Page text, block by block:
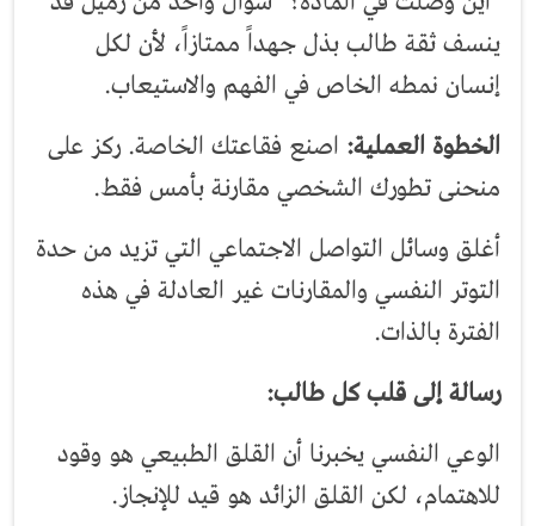
ينسف ثقة طالب بذل جهداً ممتازاً، لأن لكل
إنسان نمطه الخاص في الفهم والاستيعاب.
الخطوة العملية: اصنع فقاعتك الخاصة. ركز على
منحنى تطورك الشخصي مقارنة بأمس فقط.
أغلق وسائل التواصل الاجتماعي التي تزيد من حدة
التوتر النفسي والمقارنات غير العادلة في هذه
الفترة بالذات.
رسالة إلى قلب كل طالب:
الوعي النفسي يخبرنا أن القلق الطبيعي هو وقود
للاهتمام، لكن القلق الزائد هو قيد للإنجاز.